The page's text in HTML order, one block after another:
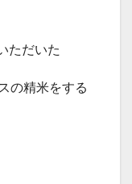
ただいた
の精米をする